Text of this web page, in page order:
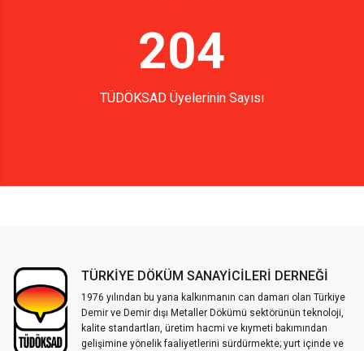
204
TÜDÖKSAD Üyelerinin Sayısı
TÜRKİYE DÖKÜM SANAYİCİLERİ DERNEĞİ
1976 yılından bu yana kalkınmanın can damarı olan Türkiye
Demir ve Demir dışı Metaller Dökümü sektörünün teknoloji,
kalite standartları, üretim hacmi ve kıymeti bakımından
gelişimine yönelik faaliyetlerini sürdürmekte; yurt içinde ve